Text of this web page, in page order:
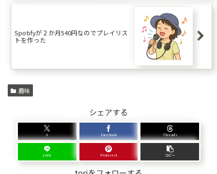
Spotifyが２か月540円なのでプレイリス
トを作った
趣味
シェアする
X Facebook Threads
LINE Pinterest コピー